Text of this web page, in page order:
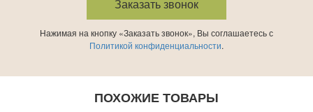
Нажимая на кнопку «Заказать звонок», Вы соглашаетесь с
Политикой конфиденциальности.
ПОХОЖИЕ ТОВАРЫ